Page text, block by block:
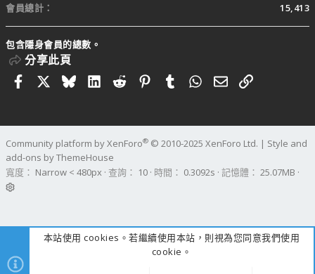
會員總計
15,413
包含隱身會員的總數。
分享此頁
FacebookBlueskyLinkedIn
RedditPinterestTumblrWhatsApp
電子郵件
連結
Community platform by XenForo® © 2010-2025 XenForo Ltd. | Style and
add-ons by ThemeHouse
寬度
查詢 10 時間 0.3092s 記憶體 25.07MB
本站使用 cookies。若繼續使用本站，則視為您同意我們使用
cookie。